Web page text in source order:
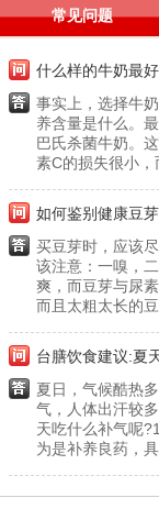
常见问题
什么样的牛奶最好
事实上，选择牛
养含量是什么。
巴氏杀菌牛奶。
素C的损失很小
如何鉴别健康豆
买豆芽时，应该
该注意：一嗅，
爽，而豆芽与尿
而且太粗太长的
台膳饮食建议:夏
夏日，气候酷热
气，人体出汗较
天吃什么补气呢
为是补养良药，